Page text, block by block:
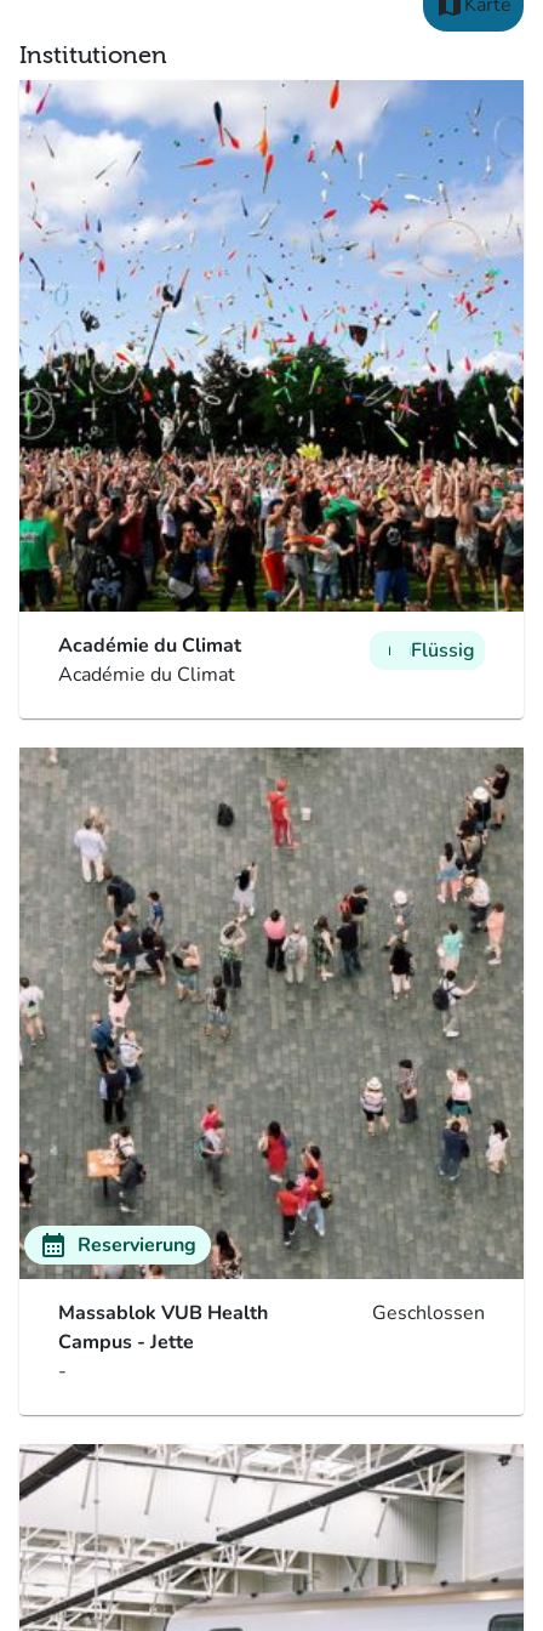
Institutionen
Académie du Climat
Académie du Climat
manmanman
Flüssig
calendar_month Reservierung
Massablok VUB Health
Campus - Jette
-
Geschlossen